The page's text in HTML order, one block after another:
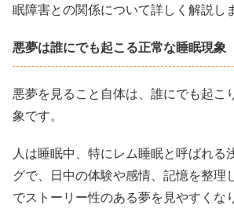
眠障害との関係について詳しく解説し
悪夢は誰にでも起こる正常な睡眠現象
悪夢を見ること自体は、誰にでも起こ
象です。
人は睡眠中、特にレム睡眠と呼ばれる
グで、日中の体験や感情、記憶を整理
でストーリー性のある夢を見やすくな